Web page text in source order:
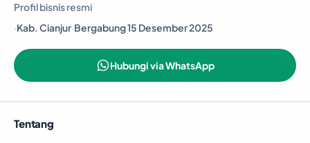
Profil bisnis resmi
·Kab. Cianjur·Bergabung 15 Desember 2025
Hubungi via WhatsApp
Tentang